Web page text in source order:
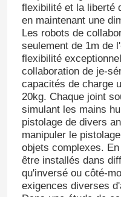
flexibilité et la liberté
en maintenant une
Les robots de
seulement de 1m de
flexibilité
collaboration de je-
capacités de charge
20kg. Chaque joint
simulant les mains
pistolage de divers
manipuler le
objets complexes.
être installés dans
qu'inversé ou côté-
exigences diverses